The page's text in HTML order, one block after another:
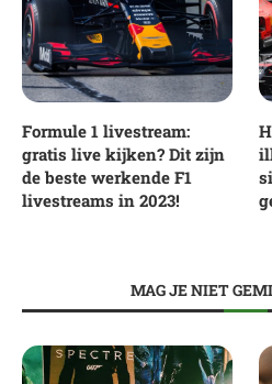
Formule 1 livestream:
gratis live kijken? Dit zijn
de beste werkende F1
livestreams in 2023!
MAG JE NIET